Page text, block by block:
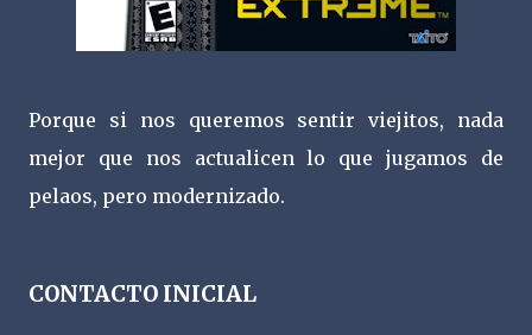
Porque si nos queremos sentir viejitos, nada
mejor que nos actualicen lo que jugamos de
pelaos, pero modernizado.
CONTACTO INICIAL